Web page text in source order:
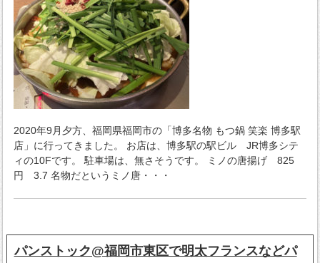
2020年9月夕方、福岡県福岡市の「博多名物 もつ鍋 笑楽 博多駅
店」に行ってきました。 お店は、博多駅の駅ビル JR博多シテ
ィの10Fです。 駐車場は、無さそうです。 ミノの唐揚げ 825
円 3.7 名物だというミノ唐・・・
パンストック@福岡市東区で明太フランスなどパ